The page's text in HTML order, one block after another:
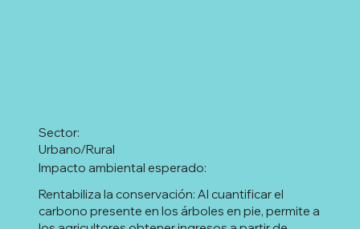
Urbano/Rural
Sector:
Rentabiliza la conservación: Al cuantificar el
carbono presente en los árboles en pie, permite a
Impacto ambiental esperado: